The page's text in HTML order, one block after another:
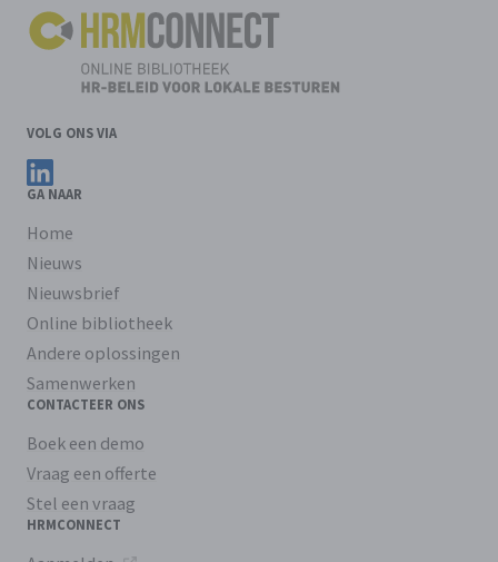
VOLG ONS VIA
Volg ons op LinkedIn
GA NAAR
Home
Nieuws
Nieuwsbrief
Online bibliotheek
Andere oplossingen
Samenwerken
CONTACTEER ONS
Boek een demo
Vraag een offerte
Stel een vraag
HRMCONNECT